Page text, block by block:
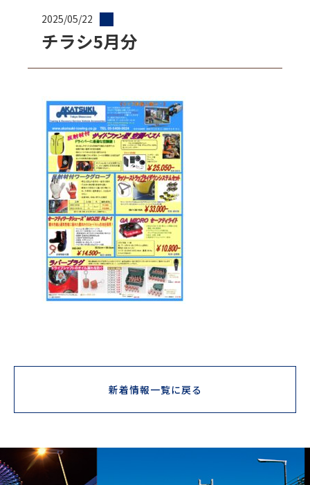
2025/05/22
チラシ5月分
新着情報一覧に戻る